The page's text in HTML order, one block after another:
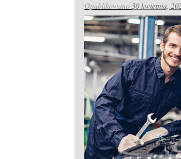
Opublikowano30 kwietnia,